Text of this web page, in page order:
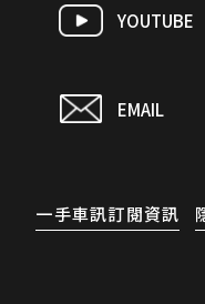
YOUTUBE
EMAIL
一手車訊訂閱資訊